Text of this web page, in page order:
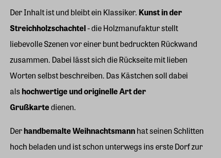
Der Inhalt ist und bleibt ein Klassiker. Kunst in der
Streichholzschachtel- die Holzmanufaktur stellt
liebevolle Szenen vor einer bunt bedruckten Rückwand
zusammen. Dabei lässt sich die Rückseite mit lieben
Worten selbst beschreiben. Das Kästchen soll dabei
alshochwertige und originelle Art der
Grußkartedienen.
Derhandbemalte Weihnachtsmannhat seinen Schlitten
hoch beladen und ist schon unterwegs ins erste Dorf zur